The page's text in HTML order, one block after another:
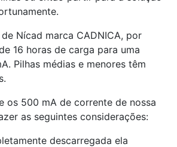
Nícad marca CADNICA, por
16 horas de carga para uma
Pilhas médias e menores têm
os 500 mA de corrente de nossa
as seguintes considerações:
descarregada ela